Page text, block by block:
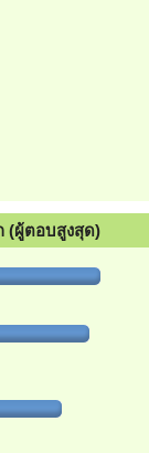
(ผู้ตอบสูงสุด)